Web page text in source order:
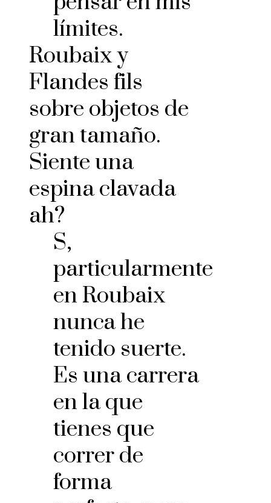
límites.
Roubaix y
Flandes fils
sobre objetos de
gran tamaño.
Siente una
espina clavada
ah?
S,
particularmente
en Roubaix
nunca he
tenido suerte.
Es una carrera
en la que
tienes que
correr de
forma